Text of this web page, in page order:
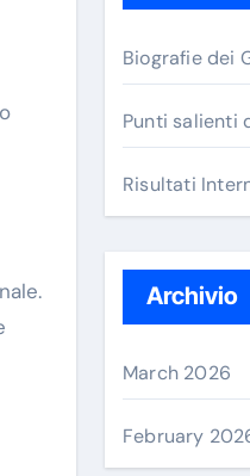
Biografie dei
Punti salienti
Risultati
Archivio
March 2026
February